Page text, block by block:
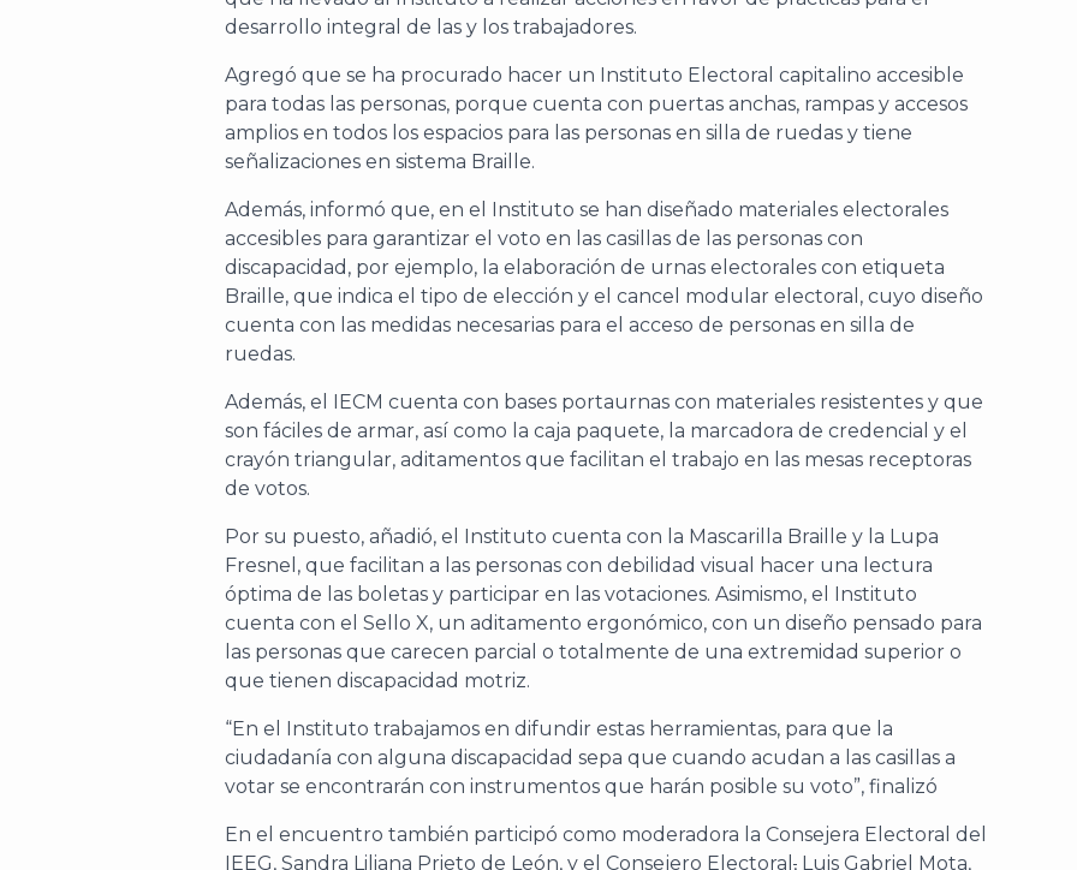
desarrollo integral de las y los trabajadores.
Agregó que se ha procurado hacer un Instituto Electoral capitalino accesible
para todas las personas, porque cuenta con puertas anchas, rampas y accesos
amplios en todos los espacios para las personas en silla de ruedas y tiene
señalizaciones en sistema Braille.
Además, informó que, en el Instituto se han diseñado materiales electorales
accesibles para garantizar el voto en las casillas de las personas con
discapacidad, por ejemplo, la elaboración de urnas electorales con etiqueta
Braille, que indica el tipo de elección y el cancel modular electoral, cuyo diseño
cuenta con las medidas necesarias para el acceso de personas en silla de
ruedas.
Además, el IECM cuenta con bases portaurnas con materiales resistentes y que
son fáciles de armar, así como la caja paquete, la marcadora de credencial y el
crayón triangular, aditamentos que facilitan el trabajo en las mesas receptoras
de votos.
Por su puesto, añadió, el Instituto cuenta con la Mascarilla Braille y la Lupa
Fresnel, que facilitan a las personas con debilidad visual hacer una lectura
óptima de las boletas y participar en las votaciones. Asimismo, el Instituto
cuenta con el Sello X, un aditamento ergonómico, con un diseño pensado para
las personas que carecen parcial o totalmente de una extremidad superior o
que tienen discapacidad motriz.
“En el Instituto trabajamos en difundir estas herramientas, para que la
ciudadanía con alguna discapacidad sepa que cuando acudan a las casillas a
votar se encontrarán con instrumentos que harán posible su voto”, finalizó
En el encuentro también participó como moderadora la Consejera Electoral del
IEEG, Sandra Liliana Prieto de León, y el Consejero Electoral , Luis Gabriel Mota,